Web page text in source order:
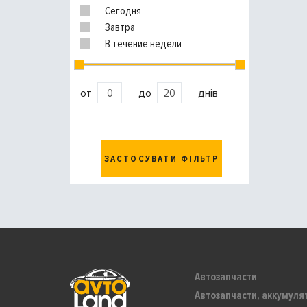
Сегодня
Завтра
В течение недели
от до днів
ЗАСТОСУВАТИ ФІЛЬТР
Автозапчасти
Автозапчасти,